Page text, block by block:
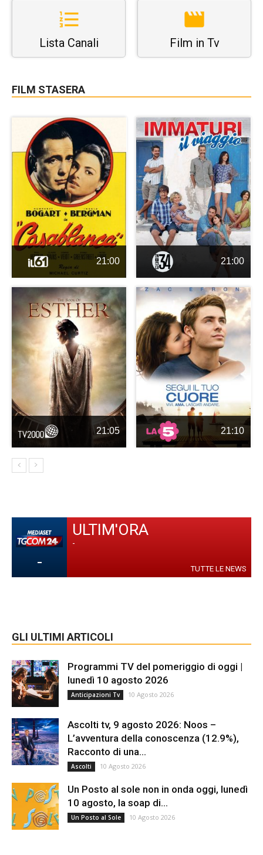
Lista Canali Film in Tv
FILM STASERA
21:00 21:00
21:05 21:10
-
ULTIM'ORA
-
TUTTE LE NEWS
GLI ULTIMI ARTICOLI
Programmi TV del pomeriggio di oggi |
lunedì 10 agosto 2026
Anticipazioni Tv 10 Agosto 2026
Ascolti tv, 9 agosto 2026: Noos –
L’avventura della conoscenza (12.9%),
Racconto di una...
Ascolti 10 Agosto 2026
Un Posto al sole non in onda oggi, lunedì
10 agosto, la soap di...
Un Posto al Sole 10 Agosto 2026